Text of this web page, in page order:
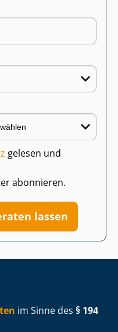
gelesen und
abonnieren.
lassen
im Sinne des § 194